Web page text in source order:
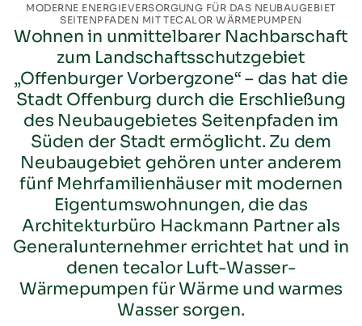
Übersicht
Neuheiten
Schulungen & Seminare
MODERNE ENERGIEVERSORGUNG FÜR DAS NEUBAUGEBIET
SEITENPFADEN MIT TECALOR WÄRMEPUMPEN
Wohnen in unmittelbarer Nachbarschaft
zum Landschaftsschutzgebiet
„Offenburger Vorbergzone“ – das hat die
Stadt Offenburg durch die Erschließung
des Neubaugebietes Seitenpfaden im
Süden der Stadt ermöglicht. Zu dem
Neubaugebiet gehören unter anderem
fünf Mehrfamilienhäuser mit modernen
Eigentumswohnungen, die das
Architekturbüro Hackmann Partner als
Generalunternehmer errichtet hat und in
denen tecalor Luft-Wasser-
Wärmepumpen für Wärme und warmes
Wasser sorgen.